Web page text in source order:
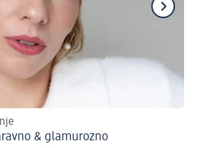
& glamurozno